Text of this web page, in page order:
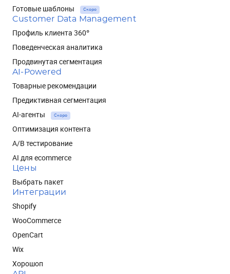
Готовые шаблоны
Скоро
Customer Data Management
Профиль клиента 360°
Поведенческая аналитика
Продвинутая сегментация
AI-Powered
Товарные рекомендации
Предиктивная сегментация
AI-агенты
Скоро
Оптимизация контента
A/B тестирование
AI для ecommerce
Цены
Выбрать пакет
Интеграции
Shopify
WooCommerce
OpenCart
Wix
Хорошоп